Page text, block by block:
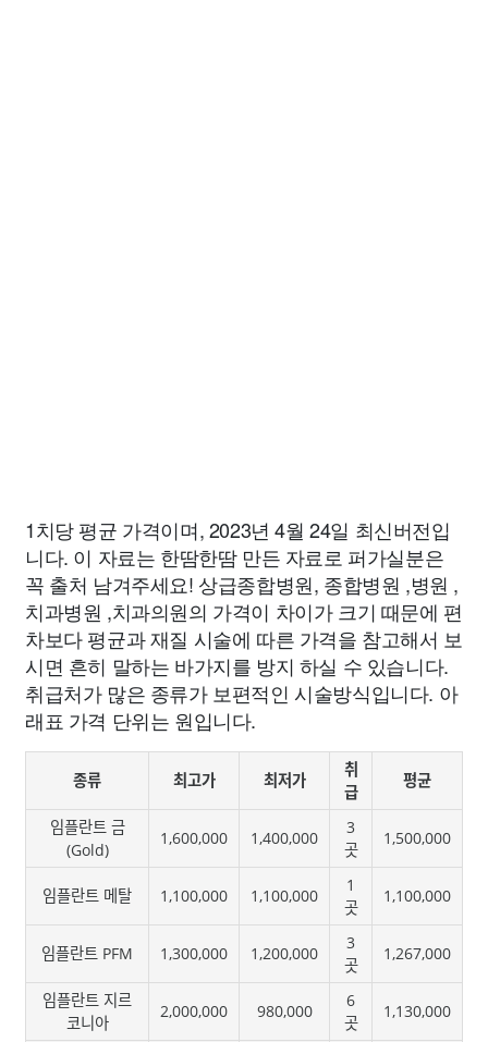
1치당 평균 가격이며, 2023년 4월 24일 최신버전입
니다. 이 자료는 한땀한땀 만든 자료로 퍼가실분은
꼭 출처 남겨주세요! 상급종합병원, 종합병원 ,병원 ,
치과병원 ,치과의원의 가격이 차이가 크기 때문에 편
차보다 평균과 재질 시술에 따른 가격을 참고해서 보
시면 흔히 말하는 바가지를 방지 하실 수 있습니다.
취급처가 많은 종류가 보편적인 시술방식입니다. 아
래표 가격 단위는 원입니다.
종류 최고가 최저가
취
급
평균
임플란트 금
(Gold)
1,600,000 1,400,000
3
곳
1,500,000
임플란트 메탈 1,100,000 1,100,000
1
곳
1,100,000
임플란트 PFM 1,300,000 1,200,000
3
곳
1,267,000
임플란트 지르
코니아
2,000,000 980,000
6
곳
1,130,000